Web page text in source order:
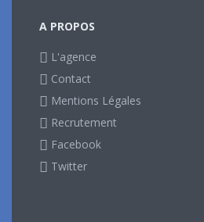
A PROPOS
L'agence
Contact
Mentions Légales
Recrutement
Facebook
Twitter